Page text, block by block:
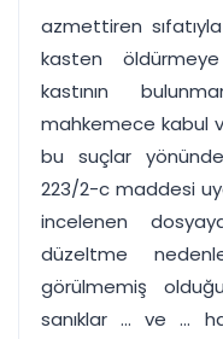
azmettiren
kasten
kastının
mahkemece kabul
bu suçlar
223/2-c maddesi
incelenen
düzeltme
görülmemiş
sanıklar ... ve ...